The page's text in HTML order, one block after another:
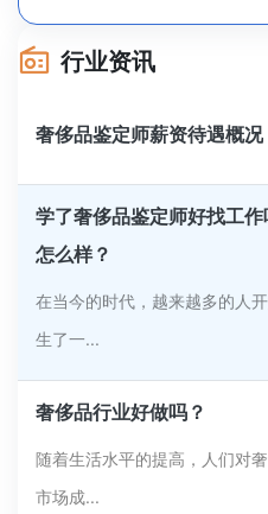
行业资讯
奢侈品鉴定师薪资待遇概况
学了奢侈品鉴定师好找工
怎么样？
在当今的时代，越来越多的人
生了一...
奢侈品行业好做吗？
随着生活水平的提高，人们对
市场成...